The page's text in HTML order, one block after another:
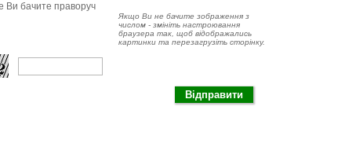
Ви бачите праворуч
Якщо Ви не бачите зображення з
числом - змініть настроювання
браузера так, щоб відображались
картинки та перезагрузіть сторінку.